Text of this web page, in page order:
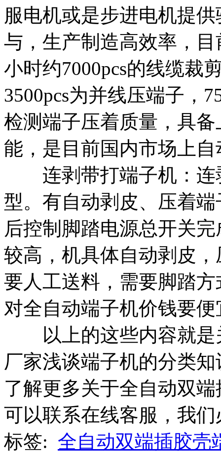
服电机或是步进电机提
与，生产制造高效率，
小时约7000pcs的线缆裁
3500pcs为并线压端子，
检测端子压着质量，具
能，是目前国内市场上
连剥带打端子机：连
型。有自动剥皮、压着
后控制脚踏电源总开关
较高，机具体自动剥皮
要人工送料，需要脚踏
对全自动端子机价钱要便
以上的这些内容就是
厂家浅谈端子机的分类
了解更多关于全自动双
可以联系在线客服，我
标签: 全自动双端插胶壳